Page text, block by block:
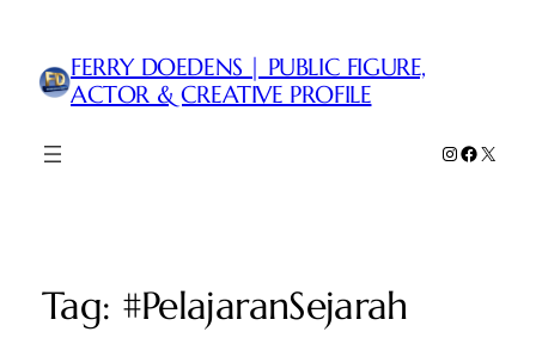
FERRY DOEDENS | PUBLIC FIGURE,
ACTOR & CREATIVE PROFILE
Instagram
Facebook
X
Tag: #PelajaranSejarah